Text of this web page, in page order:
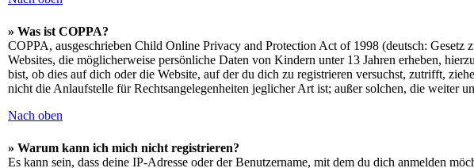
» Was ist COPPA?
COPPA, ausgeschrieben Child Online Privacy and Protection Act of 1998 (deutsch:
Websites, die möglicherweise persönliche Daten von Kindern unter 13 Jahren erheben,
bist, ob dies auf dich oder die Website, auf der du dich zu registrieren versuchst, zutrifft,
nicht die Anlaufstelle für Rechtsangelegenheiten jeglicher Art ist; außer solchen, die weiter
Nach oben
» Warum kann ich mich nicht registrieren?
Es kann sein, dass deine IP-Adresse oder der Benutzername, mit dem du dich anmelden